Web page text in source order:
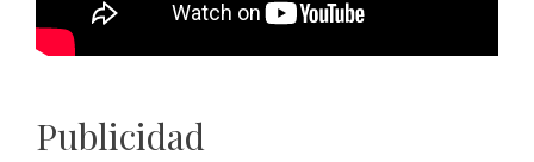
Publicidad